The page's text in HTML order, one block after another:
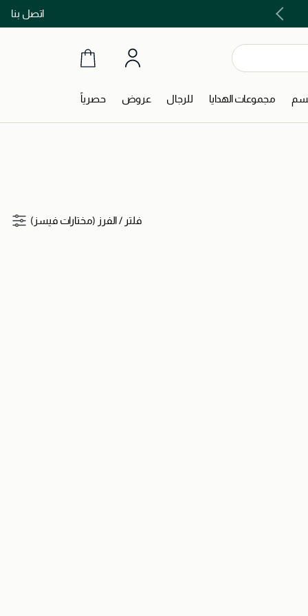
اتصل بنااشتري الآن و ادفع لاحقاً مع تابي و تمارا!
مجموعات الهدايا للرجال عروض حصرياً
فلتر /الفرز (مختارات فيسز)